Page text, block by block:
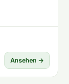
Ansehen →